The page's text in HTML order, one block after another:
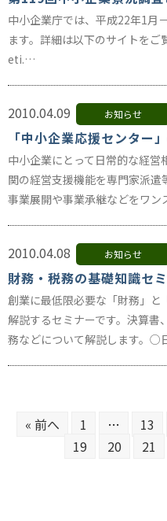
中小企業庁では、平成22年1月
ます。詳細は以下のサイトを
eti.…
2010.04.09 お知らせ
「中小企業応援センター
中小企業にとって日常的な経
関の経営支援機能を専門家派
事業展開や事業承継などをワ
2010.04.08 お知らせ
財務・税務の基礎知識セ
創業に最低限必要な「財務」と
解説するセミナーです。決算書
務などについて解説します。○
« 前へ 1 … 13
19
20 21